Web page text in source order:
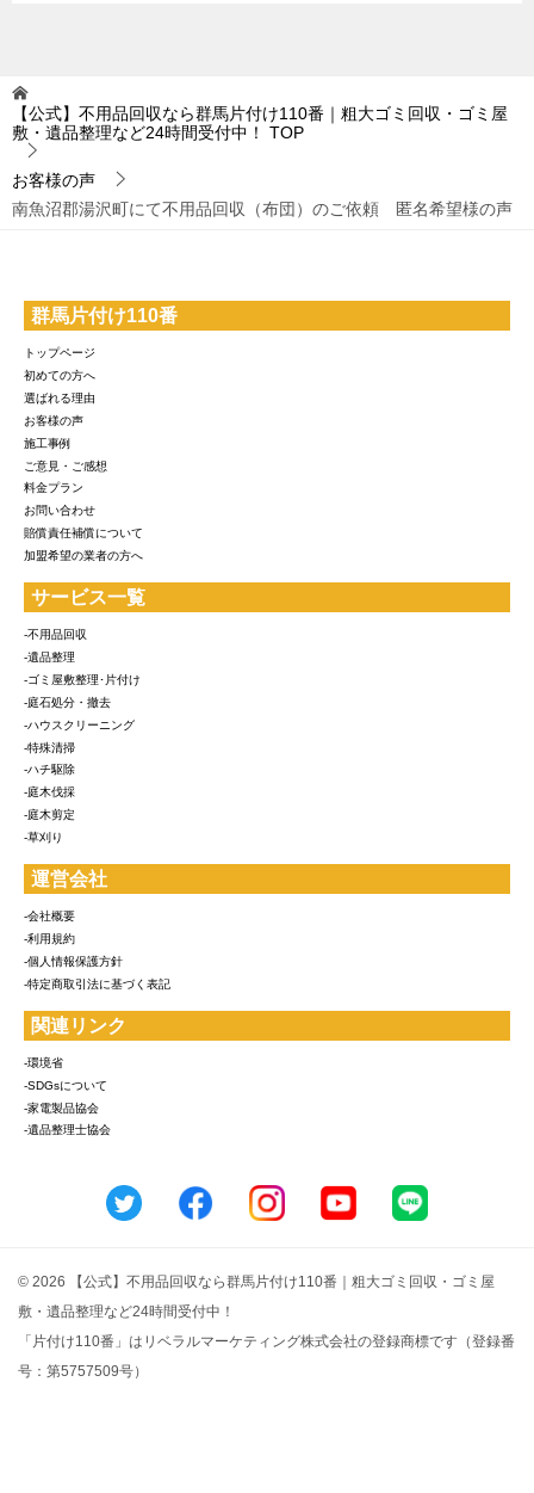
【公式】不用品回収なら群馬片付け110番｜粗大ゴミ回収・ゴミ屋
敷・遺品整理など24時間受付中！
TOP
お客様の声
南魚沼郡湯沢町にて不用品回収（布団）のご依頼 匿名希望様の声
群馬片付け110番
トップページ
初めての方へ
選ばれる理由
お客様の声
施工事例
ご意見・ご感想
料金プラン
お問い合わせ
賠償責任補償について
加盟希望の業者の方へ
サービス一覧
-不用品回収
-遺品整理
-ゴミ屋敷整理･片付け
-庭石処分・撤去
-ハウスクリーニング
-特殊清掃
-ハチ駆除
-庭木伐採
-庭木剪定
-草刈り
運営会社
-会社概要
-利用規約
-個人情報保護方針
-特定商取引法に基づく表記
関連リンク
-環境省
-SDGsについて
-家電製品協会
-遺品整理士協会
© 2026 【公式】不用品回収なら群馬片付け110番｜粗大ゴミ回収・ゴミ屋
敷・遺品整理など24時間受付中！
「片付け110番」はリベラルマーケティング株式会社の登録商標です（登録番
号：第5757509号）